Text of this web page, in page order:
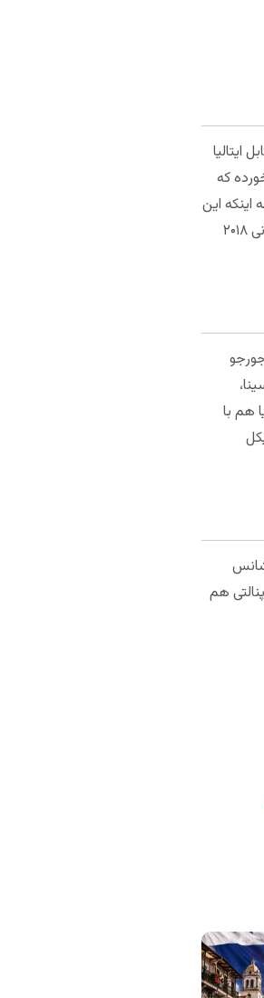
ایتالیا
برای ایتالیا ثبت شده است. برد ایتالیا در جریان مسابقات یورو ۲۰۱۶ رقم خورده که
اینکه این
بازی در شهر لندن برگزار می‌شود، بررسی آمار بازی‌های دو تیم در زمین یکدیگر فایده ندارد. آخرین تقابل دو تیم به بازی‌های مقدماتی جام جهانی ۲۰۱۸
جورجو
هم با
شانس
۱.۵ کارت زرد نشان داده و پنالتی هم